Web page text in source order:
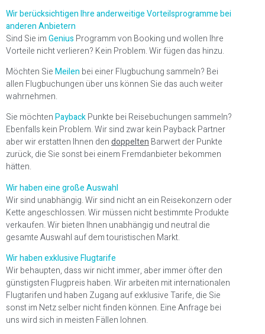
Wir berücksichtigen Ihre anderweitige Vorteilsprogramme bei
anderen Anbietern
Sind Sie imGenius Programm von Booking und wollen Ihre
Vorteile nicht verlieren? Kein Problem. Wir fügen das hinzu.
Möchten SieMeilen bei einer Flugbuchung sammeln? Bei
allen Flugbuchungen über uns können Sie das auch weiter
wahrnehmen.
Sie möchtenPaybackPunkte bei Reisebuchungen sammeln?
Ebenfalls kein Problem. Wir sind zwar kein Payback Partner
aber wir erstatten Ihnen dendoppeltenBarwert der Punkte
zurück, die Sie sonst bei einem Fremdanbieter bekommen
hätten.
Wir haben eine große Auswahl
Wir sind unabhängig. Wir sind nicht an ein Reisekonzern oder
Kette angeschlossen. Wir müssen nicht bestimmte Produkte
verkaufen. Wir bieten Ihnen unabhängig und neutral die
gesamte Auswahl auf dem touristischen Markt.
Wir haben exklusive Flugtarife
Wir behaupten, dass wir nicht immer, aber immer öfter den
günstigsten Flugpreis haben. Wir arbeiten mit internationalen
Flugtarifen und haben Zugang auf exklusive Tarife, die Sie
sonst im Netz selber nicht finden können. Eine Anfrage bei
uns wird sich in meisten Fällen lohnen.